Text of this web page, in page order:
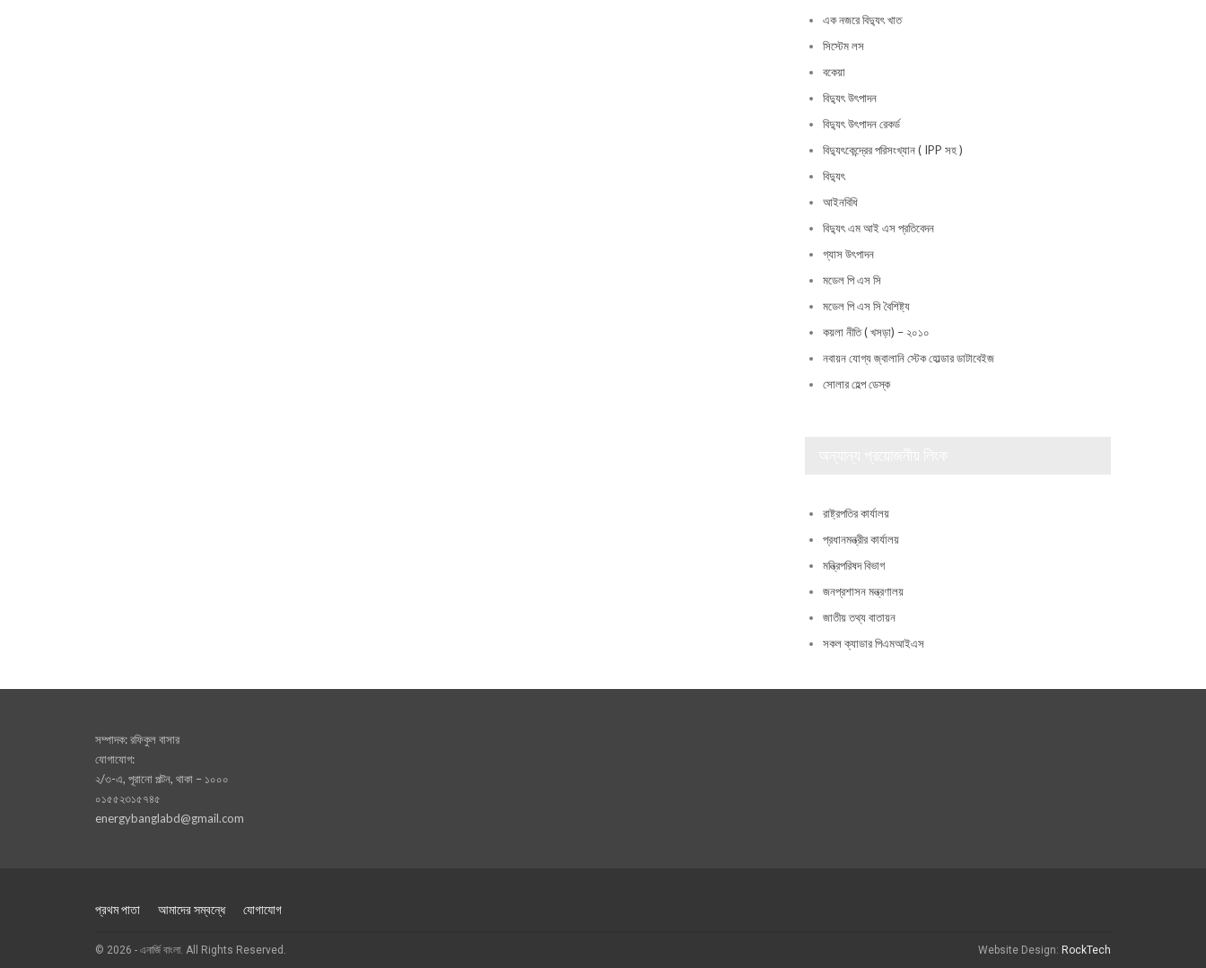
এক নজরে বিদ্যুৎ খাত
সিস্টেম লস
বকেয়া
বিদ্যুৎ উৎপাদন
বিদ্যুৎ উৎপাদন রেকর্ড
বিদ্যুৎকেন্দ্রের পরিসংখ্যান ( IPP সহ )
বিদ্যুৎ
আইনবিধি
বিদ্যুৎ এম আই এস প্রতিবেদন
গ্যাস উৎপাদন
মডেল পি এস সি
মডেল পি এস সি বৈশিষ্ট্য
কয়লা নীতি ( খসড়া) – ২০১০
নবায়ন যোগ্য জ্বালানি স্টেক হোল্ডার ডাটাবেইজ
সোলার হেল্প ডেস্ক
রাষ্ট্রপতির কার্যালয়
প্রধানমন্ত্রীর কার্যালয়
মন্ত্রিপরিষদ বিভাগ
জনপ্রশাসন মন্ত্রণালয়
জাতীয় তথ্য বাতায়ন
সকল ক্যাডার পিএমআইএস
সম্পাদক: রফিকুল বাসার
যোগাযোগ:
২/৩-এ, পূরানো পল্টন, থাকা – ১০০০
০১৫৫২৩১৫৭৪৫
energybanglabd@gmail.com
প্রথম পাতা আমাদের সম্বন্ধে যোগাযোগ
© 2026 - এনার্জি বাংলা. All Rights Reserved. Website Design: RockTech